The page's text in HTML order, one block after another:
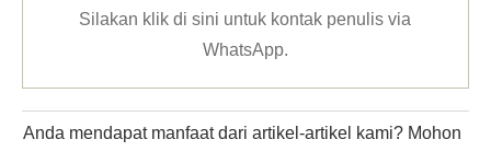
Silakan klikdi sini untuk kontak penulis via
WhatsApp.
Anda mendapat manfaat dari artikel-artikel kami? Mohon